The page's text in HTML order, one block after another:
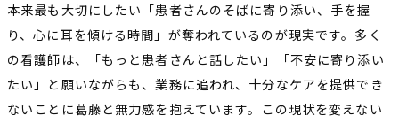
本来最も大切にしたい「患者さんのそばに寄り添い、手を握
り、心に耳を傾ける時間」が奪われているのが現実です。多く
の看護師は、「もっと患者さんと話したい」「不安に寄り添い
たい」と願いながらも、業務に追われ、十分なケアを提供でき
ないことに葛藤と無力感を抱えています。この現状を変えない